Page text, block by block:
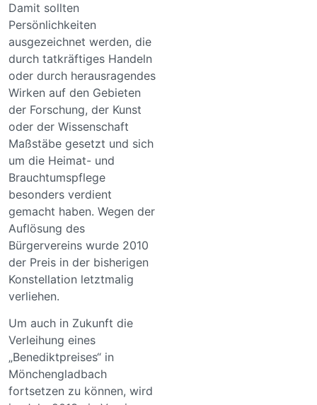
Damit sollten
Persönlichkeiten
ausgezeichnet werden, die
durch tatkräftiges Handeln
oder durch herausragendes
Wirken auf den Gebieten
der Forschung, der Kunst
oder der Wissenschaft
Maßstäbe gesetzt und sich
um die Heimat- und
Brauchtumspflege
besonders verdient
gemacht haben. Wegen der
Auflösung des
Bürgervereins wurde 2010
der Preis in der bisherigen
Konstellation letztmalig
verliehen.
Um auch in Zukunft die
Verleihung eines
„Benediktpreises“ in
Mönchengladbach
fortsetzen zu können, wird